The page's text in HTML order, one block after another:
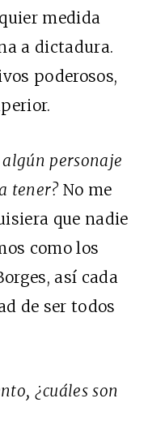
medida
a dictadura.
poderosos,
personaje
tener?No me
que nadie
como los
así cada
de ser todos
¿cuáles son